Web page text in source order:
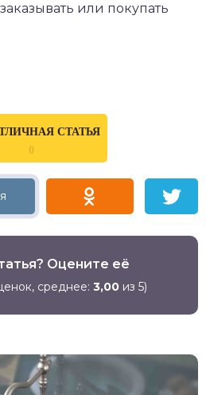
или покупать
СТАТЬЯ
0
Оцените её
среднее: 3,00 из 5)